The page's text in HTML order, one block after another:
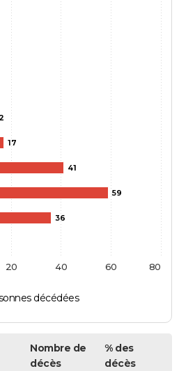
17
41
59
36
décédées
20 40 60 80
Nombre de
décès
% des
décès